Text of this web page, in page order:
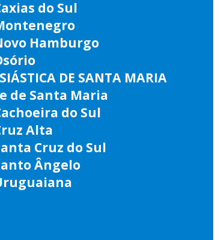
do Sul
Hamburgo
DE SANTA MARIA
de Santa Maria
do Sul
Alta
Cruz do Sul
Ângelo